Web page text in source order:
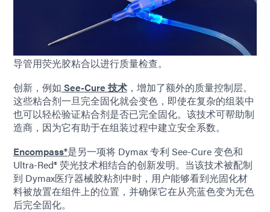
导管用荧光胶粘合以进行质量检查。
创新，例如 See-Cure 技术 ，增加了额外的质量控制层。
这些粘合剂一旦完全固化就会变色，即使在复杂的组装中
也可以轻松验证粘合剂是否已完全固化。该技术可帮助制
造商，因为它有助于在组装过程中建立安全系数。
Encompass®是另一项将 Dymax 专利 See-Cure 变色和
Ultra-Red® 荧光技术相结合的创新发明。当该技术被配制
到 Dymax医疗器械胶粘剂中时，用户能够看到光固化材
料被放置在组件上的位置，并确保它在从亮蓝色变为无色
后完全固化。